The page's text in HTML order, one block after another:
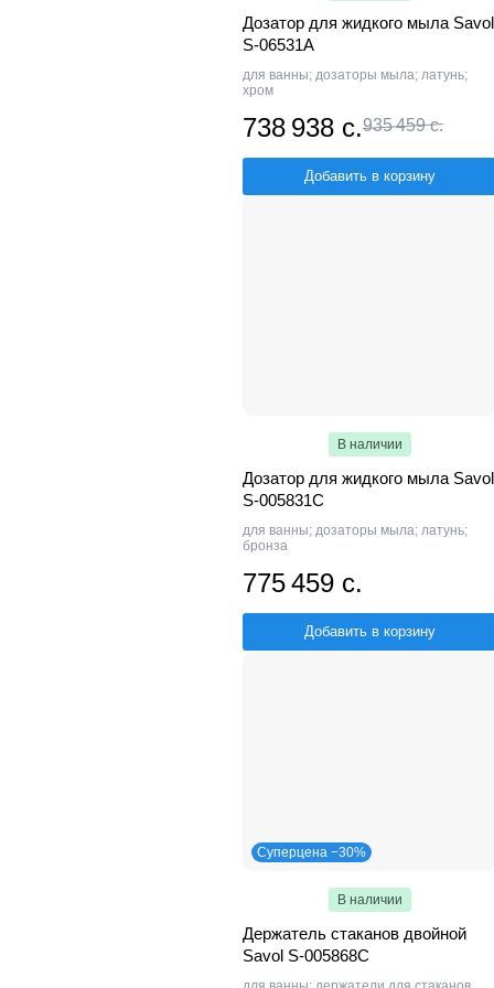
Дозатор для жидкого мыла Savol
S-06531A
для ванны; дозаторы мыла; латунь;
хром
738 938 с.935 459 с.
Добавить в корзину
В наличии
Дозатор для жидкого мыла Savol
S-005831C
для ванны; дозаторы мыла; латунь;
бронза
775 459 с.
Добавить в корзину
Суперцена −30%
В наличии
Держатель стаканов двойной
Savol S-005868C